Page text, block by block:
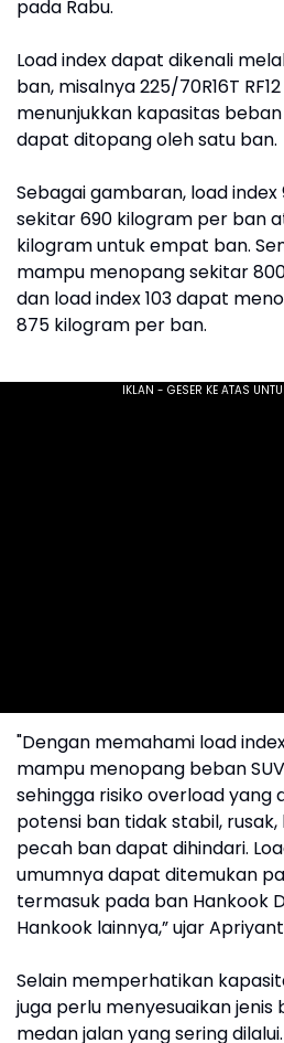
pada Rabu.
Load index dapat dikenali
ban, misalnya 225/70R16T RF12
menunjukkan kapasitas
dapat ditopang oleh satu ban.
Sebagai gambaran, load
sekitar 690 kilogram per ban
kilogram untuk empat ban.
mampu menopang sekitar
dan load index 103 dapat
875 kilogram per ban.
"Dengan memahami load
mampu menopang beban
sehingga risiko overload
potensi ban tidak stabil,
pecah ban dapat dihindari.
umumnya dapat ditemukan
termasuk pada ban Hankook
Hankook lainnya,” ujar
Selain memperhatikan
juga perlu menyesuaikan
medan jalan yang sering